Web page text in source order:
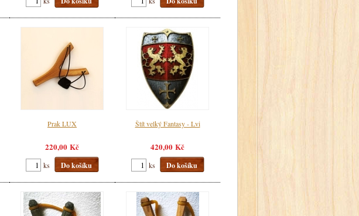
Prak LUX
220,00 Kč
ks Do košíku
Štít velký Fantasy - Lvi
420,00 Kč
ks Do košíku